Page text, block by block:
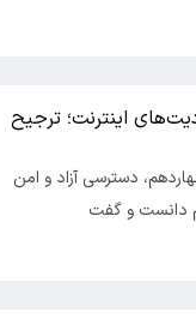
اینترنت؛ ترجیح
دسترسی آزاد و امن
دانست و گفت